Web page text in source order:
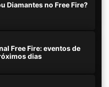
Diamantes no Free Fire?
Free Fire: eventos de
dias